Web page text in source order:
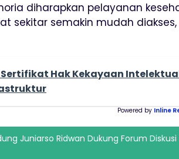
diharapkan pelayanan
sekitar semakin mudah diakses,
Sertifikat Hak Kekayaan
Powered by Inline
Juniarso Ridwan Dukung Forum Diskusi